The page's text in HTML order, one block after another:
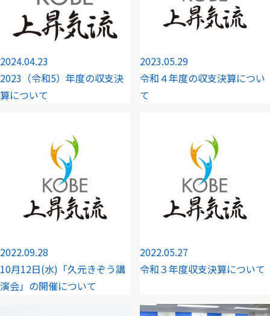
2024.04.23
2023（令和5）年度の収支決
算について
2023.05.29
令和４年度の収支決算につい
て
2022.09.28
10月12日(水)「久元きぞう講
演会」の開催について
2022.05.27
令和３年度収支決算について